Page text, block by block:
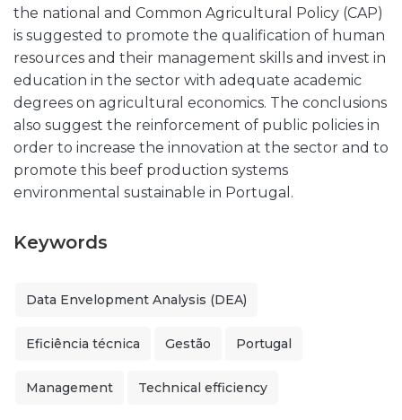
the national and Common Agricultural Policy (CAP)
is suggested to promote the qualification of human
resources and their management skills and invest in
education in the sector with adequate academic
degrees on agricultural economics. The conclusions
also suggest the reinforcement of public policies in
order to increase the innovation at the sector and to
promote this beef production systems
environmental sustainable in Portugal.
Keywords
Data Envelopment Analysis (DEA)
Eficiência técnica Gestão Portugal
Management Technical efficiency